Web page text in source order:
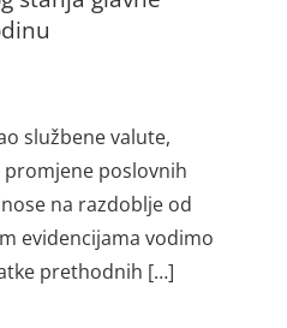
službene valute,
promjene poslovnih
na razdoblje od
evidencijama vodimo
prethodnih […]